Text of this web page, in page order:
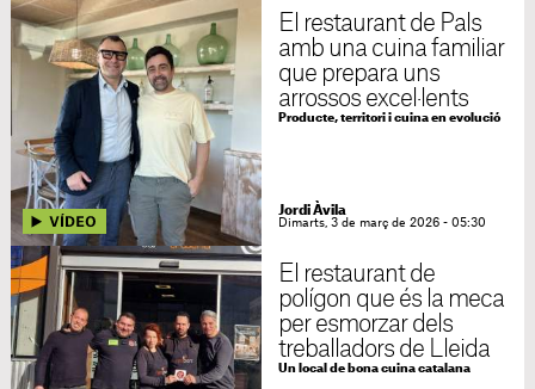
El restaurant de Pals
amb una cuina familiar
que prepara uns
arrossos excel·lents
Producte, territori i cuina en evolució
Jordi Àvila
Dimarts, 3 de març de 2026 - 05:30
El restaurant de
polígon que és la meca
per esmorzar dels
treballadors de Lleida
Un local de bona cuina catalana